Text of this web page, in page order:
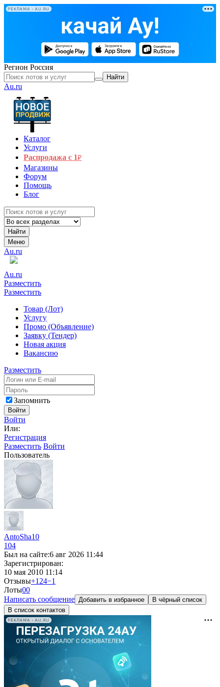
РЕКЛАМА • AU.RU
Регион Россия
Найти
Au.ru
Каталог
Услуги
Распродажа с 1₽
Магазины
Форум
Помощь
Блог
Найти
Меню
Au.ru
Au.ru
Разместить
Разместить
Товар (Лот)
Услугу
Промо (Объявление)
Заявку (Тендер)
Новая акция
Вакансию
Разместить
Запомнить
Войти
Войти
Или:
Регистрация
Разместить Войти
Пользователь
AntoSha10
104
Был на сайте:6 авг 2026 11:44
Зарегистрирован:
10 мая 2010 11:14
Отзывы+124−1
Лоты00
Написать сообщение Добавить в избранное
В чёрный список
В список контактов
РЕКЛАМА • AU.RU